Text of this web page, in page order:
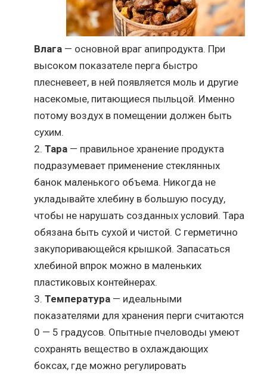
Влага — основной враг апипродукта. При
высоком показателе перга быстро
плесневеет, в ней появляется моль и другие
насекомые, питающиеся пыльцой. Именно
потому воздух в помещении должен быть
сухим.
Тара — правильное хранение продукта
подразумевает применение стеклянных
банок маленького объема. Никогда не
укладывайте хлебину в большую посуду,
чтобы не нарушать созданных условий. Тара
обязана быть сухой и чистой. С герметично
закупоривающейся крышкой. Запасаться
хлебиной впрок можно в маленьких
пластиковых контейнерах.
Температура — идеальными
показателями для хранения перги считаются
0 — 5 градусов. Опытные пчеловоды умеют
сохранять вещество в охлаждающих
боксах, где можно регулировать